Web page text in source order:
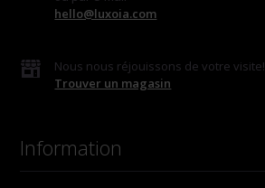
hello@luxoia.com
Nous nous réjouissons de votre visite!
Trouver un magasin
Information